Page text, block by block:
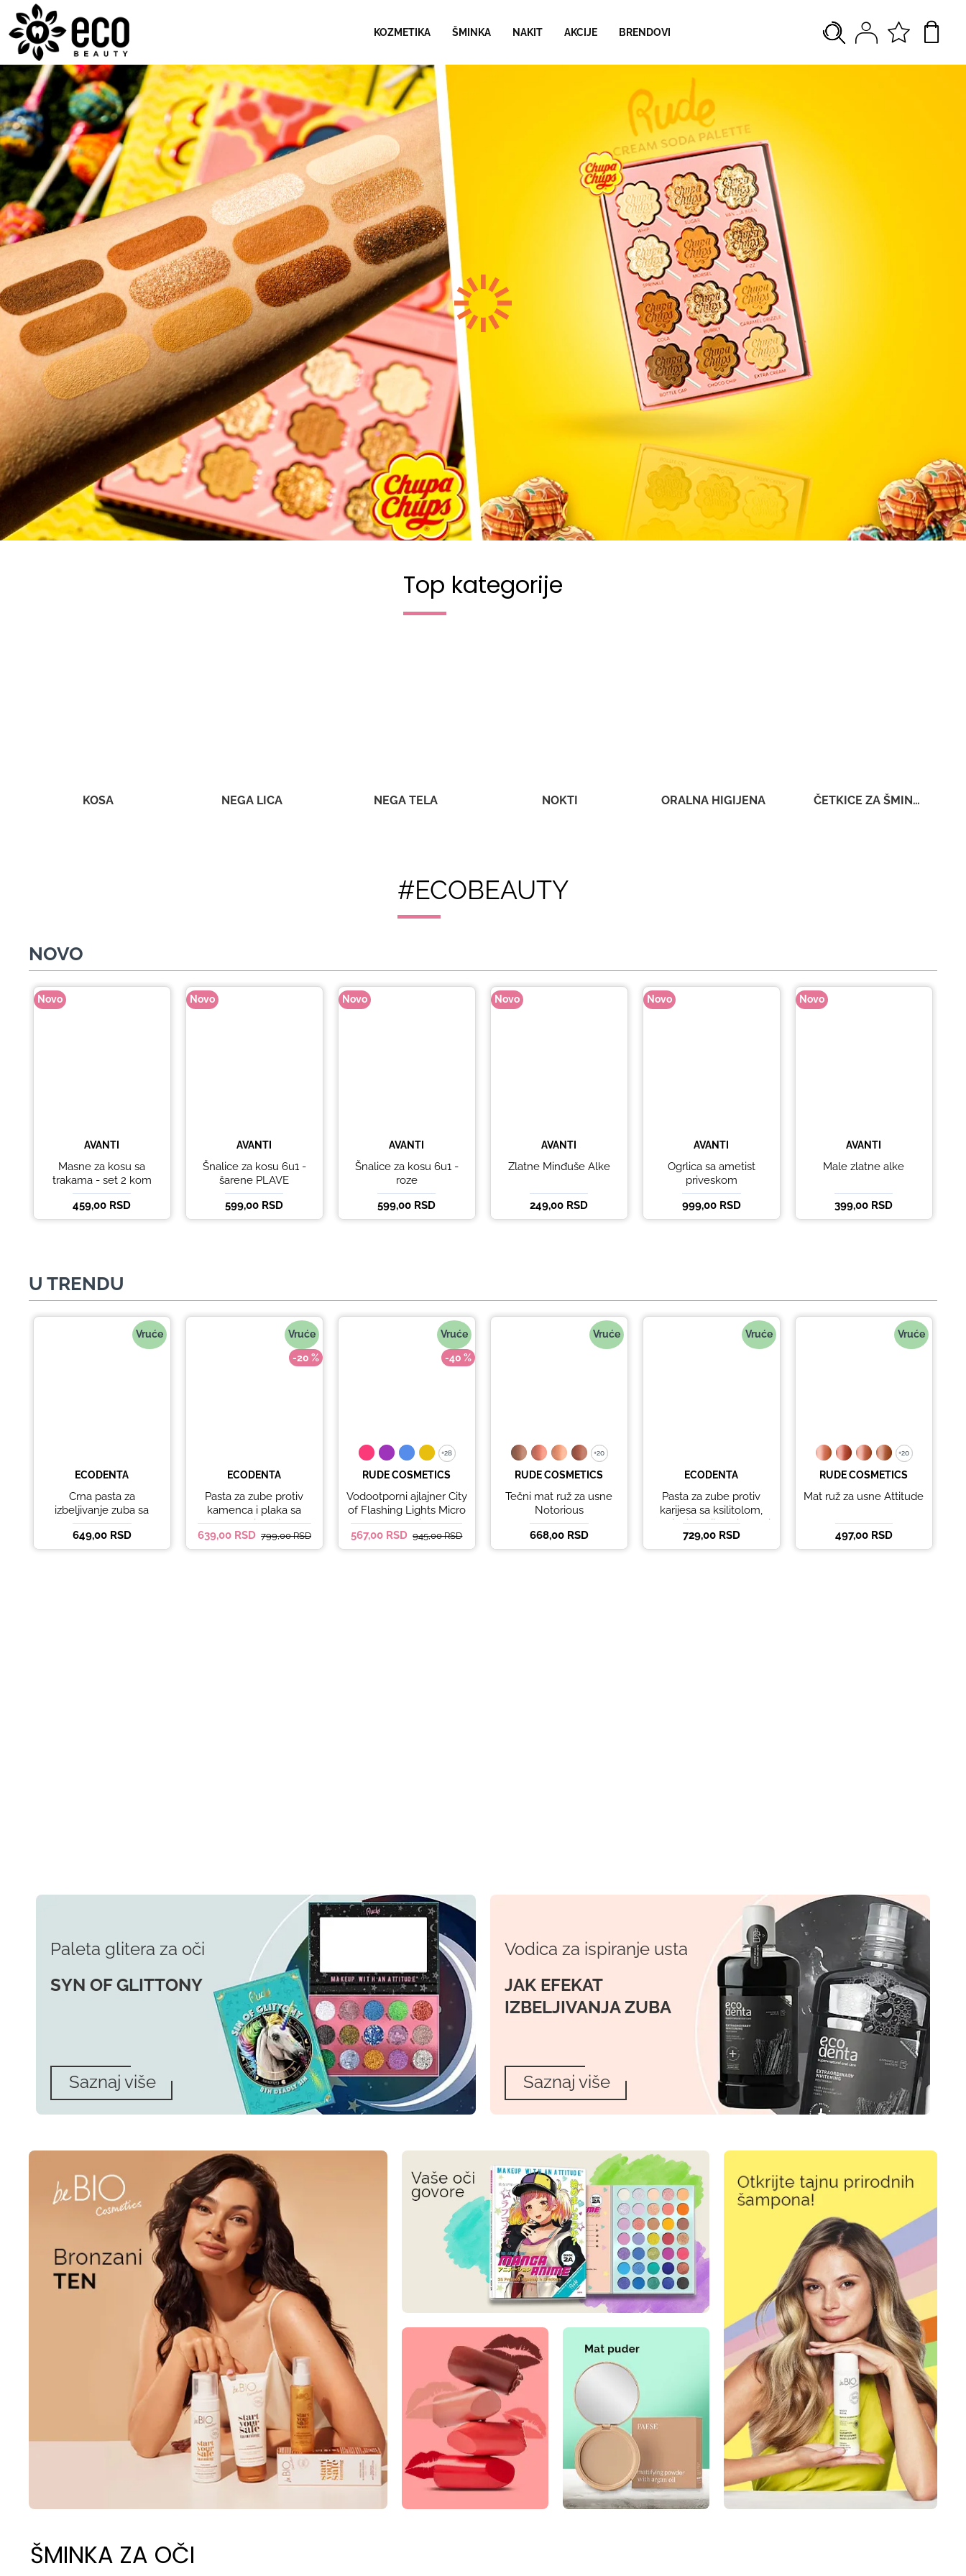
ECOBEAUTY KOZMETIKA ŠMINKA NAKIT AKCIJE BRENDOVI
Top kategorije
KOSA NEGA LICA NEGA TELA NOKTI ORALNA HIGIJENA ČETKICE ZA ŠMINKANJE
#ECOBEAUTY
NOVO
Novo
AVANTI
Masne za kosu sa
trakama - set 2 kom
459,00 RSD
Novo
AVANTI
Šnalice za kosu 6u1 -
šarene PLAVE
599,00 RSD
Novo
AVANTI
Šnalice za kosu 6u1 -
roze
599,00 RSD
Novo
AVANTI
Zlatne Minđuše Alke
249,00 RSD
Novo
AVANTI
Ogrlica sa ametist
priveskom
999,00 RSD
Novo
AVANTI
Male zlatne alke
399,00 RSD
U TRENDU
Vruće
ECODENTA
Crna pasta za
izbeljivanje zuba sa
ukusom narandže
Ecodenta 100 ml
649,00 RSD
Vruće
-20 %
ECODENTA
Pasta za zube protiv
kamenca i plaka sa
kokosovim uljem
Ecodenta ORGANIC
ANTI-PLAQUE 75ml
639,00 RSD 799,00 RSD
Vruće
-40 %
+28
+28
RUDE COSMETICS
Vodootporni ajlajner City
of Flashing Lights Micro
Retractable Liner - It's
Lit
567,00 RSD 945,00 RSD
Vruće
+20
+20
RUDE COSMETICS
Tečni mat ruž za usne
Notorious
668,00 RSD
Vruće
ECODENTA
Pasta za zube protiv
karijesa sa ksilitolom,
eteričnim uljima limete i
listova korijandera
Ecodenta 100 ml
729,00 RSD
Vruće
+20
+20
RUDE COSMETICS
Mat ruž za usne Attitude
497,00 RSD
Paleta glitera za oči
SYN OF GLITTONY
Saznaj više
Vodica za ispiranje usta
JAK EFEKAT
IZBELJIVANJA ZUBA
Saznaj više
ŠMINKA ZA OČI